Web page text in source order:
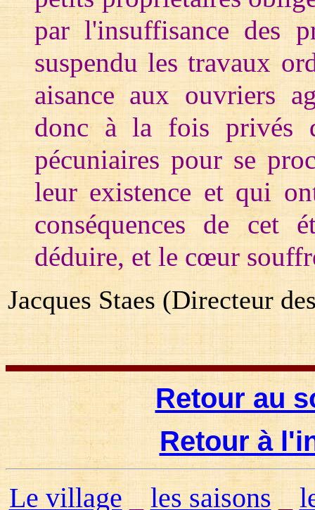
par l'insuffisance des
suspendu les travaux
aisance aux ouvriers
donc à la fois privés
pécuniaires pour se
leur existence et qui
conséquences de cet
déduire, et le cœur
Jacques Staes (Directeur
Retour au
Retour à
Le village les saisons